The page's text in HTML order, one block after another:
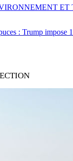
: Trump impose
ET